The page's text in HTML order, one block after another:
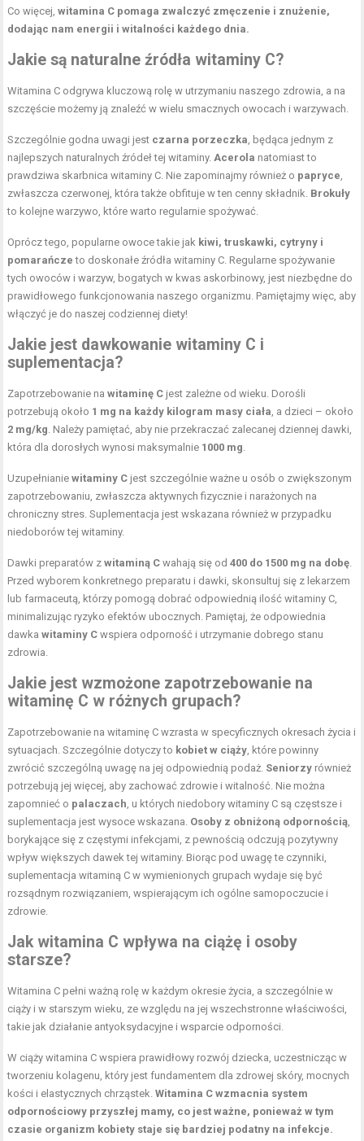
Co więcej,witamina C pomaga zwalczyć zmęczenie i znużenie,
dodając nam energii i witalności każdego dnia.
Jakie są naturalne źródła witaminy C?
Witamina C odgrywa kluczową rolę w utrzymaniu naszego zdrowia, a na
szczęście możemy ją znaleźć w wielu smacznych owocach i warzywach.
Szczególnie godna uwagi jest czarna porzeczka, będąca jednym z
najlepszych naturalnych źródeł tej witaminy.Acerola natomiast to
prawdziwa skarbnica witaminy C. Nie zapominajmy również o papryce,
zwłaszcza czerwonej, która także obfituje w ten cenny składnik. Brokuły
to kolejne warzywo, które warto regularnie spożywać.
Oprócz tego, popularne owoce takie jak kiwi, truskawki, cytryny i
pomarańcze to doskonałe źródła witaminy C. Regularne spożywanie
tych owoców i warzyw, bogatych w kwas askorbinowy, jest niezbędne do
prawidłowego funkcjonowania naszego organizmu. Pamiętajmy więc, aby
włączyć je do naszej codziennej diety!
Jakie jest dawkowanie witaminy C i
suplementacja?
Zapotrzebowanie nawitaminę C jest zależne od wieku. Dorośli
potrzebują około 1 mg na każdy kilogram masy ciała, a dzieci – około
2 mg/kg. Należy pamiętać, aby nie przekraczać zalecanej dziennej dawki,
która dla dorosłych wynosi maksymalnie 1000 mg.
Uzupełnianiewitaminy C jest szczególnie ważne u osób o zwiększonym
zapotrzebowaniu, zwłaszcza aktywnych fizycznie i narażonych na
chroniczny stres. Suplementacja jest wskazana również w przypadku
niedoborów tej witaminy.
Dawki preparatów zwitaminą C wahają się od400 do 1500 mg na dobę.
Przed wyborem konkretnego preparatu i dawki, skonsultuj się z lekarzem
lub farmaceutą, którzy pomogą dobrać odpowiednią ilość witaminy C,
minimalizując ryzyko efektów ubocznych. Pamiętaj, że odpowiednia
dawkawitaminy C wspiera odporność i utrzymanie dobrego stanu
zdrowia.
Jakie jest wzmożone zapotrzebowanie na
witaminę C w różnych grupach?
Zapotrzebowanie na witaminę C wzrasta w specyficznych okresach życia i
sytuacjach. Szczególnie dotyczy to kobiet w ciąży, które powinny
zwrócić szczególną uwagę na jej odpowiednią podaż. Seniorzy również
potrzebują jej więcej, aby zachować zdrowie i witalność. Nie można
zapomnieć o palaczach, u których niedobory witaminy C są częstsze i
suplementacja jest wysoce wskazana. Osoby z obniżoną odpornością,
borykające się z częstymi infekcjami, z pewnością odczują pozytywny
wpływ większych dawek tej witaminy. Biorąc pod uwagę te czynniki,
suplementacja witaminą C w wymienionych grupach wydaje się być
rozsądnym rozwiązaniem, wspierającym ich ogólne samopoczucie i
zdrowie.
Jak witamina C wpływa na ciążę i osoby
starsze?
Witamina C pełni ważną rolę w każdym okresie życia, a szczególnie w
ciąży i w starszym wieku, ze względu na jej wszechstronne właściwości,
takie jak działanie antyoksydacyjne i wsparcie odporności.
W ciąży witamina C wspiera prawidłowy rozwój dziecka, uczestnicząc w
tworzeniu kolagenu, który jest fundamentem dla zdrowej skóry, mocnych
kości i elastycznych chrząstek.Witamina C wzmacnia system
odpornościowy przyszłej mamy, co jest ważne, ponieważ w tym
czasie organizm kobiety staje się bardziej podatny na infekcje.